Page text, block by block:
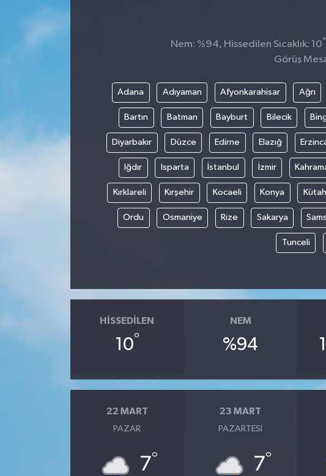
Nem: %94, Hissedilen Sıcaklık: 10°
Görüş
Adana Adıyaman Afyonkarahisar Ağrı
Bartın Batman Bayburt Bilecik
Diyarbakır Düzce Edirne Elazığ
Iğdır Isparta İstanbul İzmir
Kırklareli Kırşehir Kocaeli Konya
Ordu Osmaniye Rize Sakarya
Tunceli
HISSEDILEN
10°
NEM
%94
22 MART
PAZAR
7°
23 MART
PAZARTESI
7°